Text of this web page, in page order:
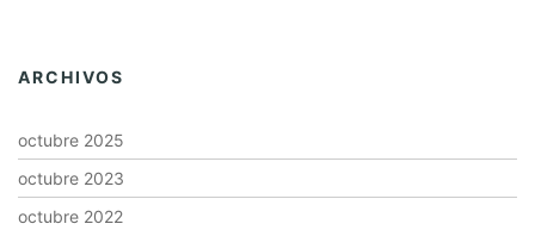
ARCHIVOS
octubre 2025
octubre 2023
octubre 2022